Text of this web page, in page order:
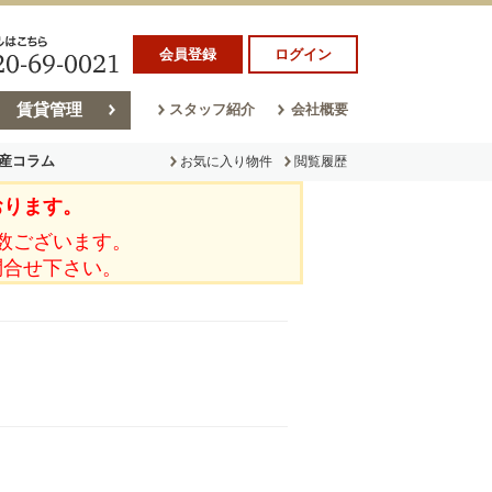
会員登録 ログイン
賃貸管理 スタッフ紹介 会社概要
コラム
ム
お気に入り物件 閲覧履歴
ます。
ざいます。
せ下さい。